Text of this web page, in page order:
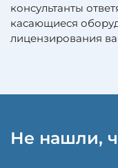
консультанты
касающиеся
лицензирования
Не нашли,